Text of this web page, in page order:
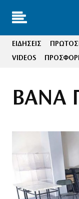
ΕΙΔΗΣΕΙΣ
VIDEOS
ΒΑΝΑ